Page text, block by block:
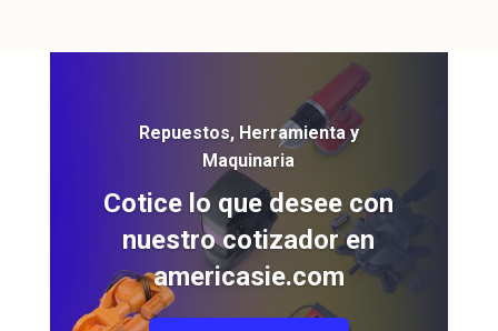
Repuestos, Herramienta y
Maquinaria
Cotice lo que desee con
nuestro cotizador en
americasie.com